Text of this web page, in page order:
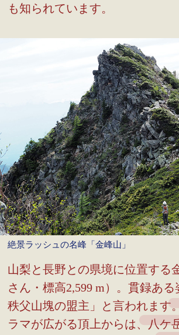
も知られています。
絶景ラッシュの名峰「金峰山」
山梨と長野との県境に位置する
さん・標高2,599 m）。貫録あ
秩父山塊の盟主」と言われます
ラマが広がる頂上からは、八ケ